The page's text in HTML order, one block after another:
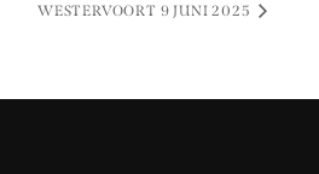
WESTERVOORT 9 JUNI 2025